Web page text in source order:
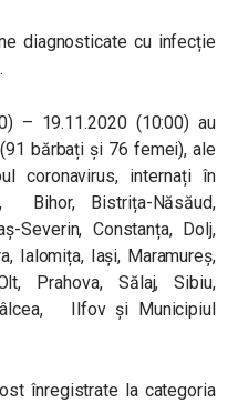
diagnosticate cu infecție
– 19.11.2020 (10:00) au
bărbați și 76 femei), ale
coronavirus, internați în
Bihor, Bistrița-Năsăud,
Severin, Constanța, Dolj,
Ialomița, Iași, Maramureș,
Prahova, Sălaj, Sibiu,
Ilfov și Municipiul
înregistrate la categoria